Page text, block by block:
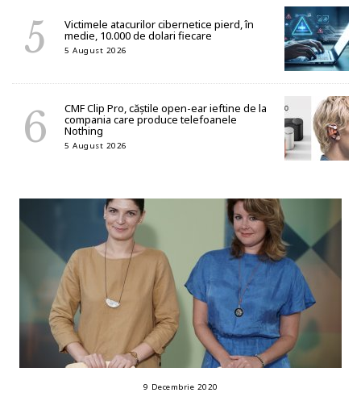
Victimele atacurilor cibernetice pierd, în
medie, 10.000 de dolari fiecare
5 August 2026
CMF Clip Pro, căștile open-ear ieftine de la
compania care produce telefoanele
Nothing
5 August 2026
9 Decembrie 2020